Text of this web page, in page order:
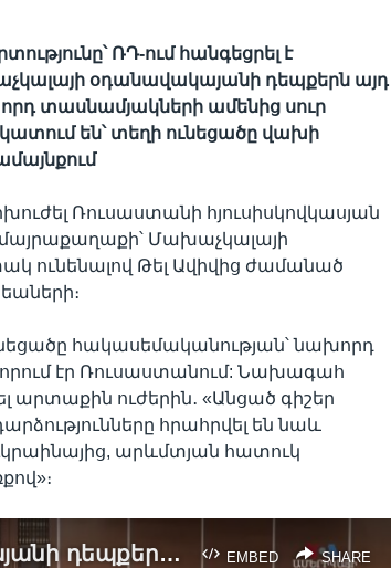
ՌԴ-ում հանգեցրել է
օդանավակայանի դեպքերն այդ
տասնամյակների ամենից սուր
են՝ տեղի ունեցածը վախի
Ռուսաստանի հյուսիսկովկասյան
Մախաչկալայի
ունենալով Թել Ավիվից ժամանած
հակասեմականության՝ նախորդ
էր Ռուսաստանում: Նախագահ
արտաքին ուժերին․ «Անցած գիշեր
հրահրվել են նաև
արևմտյան հատուկ
EMBED SHARE
Մախաչկալայի օդանավակայանի դեպքերը վերջին տասնամյակներում Ռուսաստանում հակասեմականության ամենավառ դրսևորումն են՝ կարծում են փորձագետները